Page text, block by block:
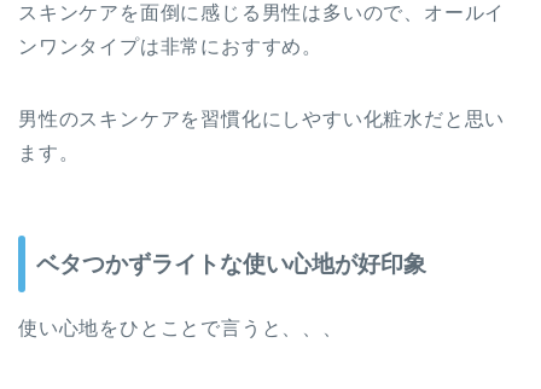
スキンケアを面倒に感じる男性は多いので、オールイ
ンワンタイプは非常におすすめ。
男性のスキンケアを習慣化にしやすい化粧水だと思い
ます。
ベタつかずライトな使い心地が好印象
使い心地をひとことで言うと、、、